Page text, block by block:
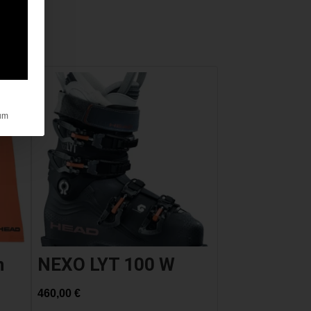
NEXO LYT 100 W
460,00 €